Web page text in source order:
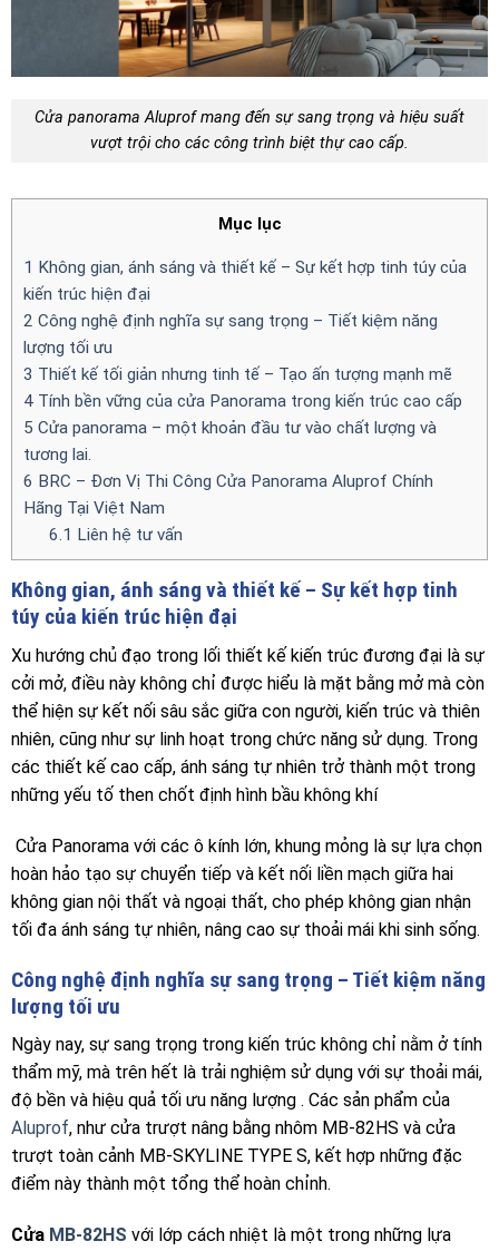
Cửa panorama Aluprof mang đến sự sang trọng và hiệu suất
vượt trội cho các công trình biệt thự cao cấp.
Mục lục
1 Không gian, ánh sáng và thiết kế – Sự kết hợp tinh túy của
kiến trúc hiện đại
2 Công nghệ định nghĩa sự sang trọng – Tiết kiệm năng
lượng tối ưu
3 Thiết kế tối giản nhưng tinh tế – Tạo ấn tượng mạnh mẽ
4 Tính bền vững của cửa Panorama trong kiến trúc cao cấp
5 Cửa panorama – một khoản đầu tư vào chất lượng và
tương lai.
6 BRC – Đơn Vị Thi Công Cửa Panorama Aluprof Chính
Hãng Tại Việt Nam
6.1 Liên hệ tư vấn
Không gian, ánh sáng và thiết kế – Sự kết hợp tinh
túy của kiến trúc hiện đại
Xu hướng chủ đạo trong lối thiết kế kiến trúc đương đại là sự
cởi mở, điều này không chỉ được hiểu là mặt bằng mở mà còn
thể hiện sự kết nối sâu sắc giữa con người, kiến trúc và thiên
nhiên, cũng như sự linh hoạt trong chức năng sử dụng. Trong
các thiết kế cao cấp, ánh sáng tự nhiên trở thành một trong
những yếu tố then chốt định hình bầu không khí
Cửa Panorama với các ô kính lớn, khung mỏng là sự lựa chọn
hoàn hảo tạo sự chuyển tiếp và kết nối liền mạch giữa hai
không gian nội thất và ngoại thất, cho phép không gian nhận
tối đa ánh sáng tự nhiên, nâng cao sự thoải mái khi sinh sống.
Công nghệ định nghĩa sự sang trọng – Tiết kiệm năng
lượng tối ưu
Ngày nay, sự sang trọng trong kiến ​​trúc không chỉ nằm ở tính
thẩm mỹ, mà trên hết là trải nghiệm sử dụng với sự thoải mái,
độ bền và hiệu quả tối ưu năng lượng . Các sản phẩm của
Aluprof, như cửa trượt nâng bằng nhôm MB-82HS và cửa
trượt toàn cảnh MB-SKYLINE TYPE S, kết hợp những đặc
điểm này thành một tổng thể hoàn chỉnh.
Cửa MB-82HS với lớp cách nhiệt là một trong những lựa